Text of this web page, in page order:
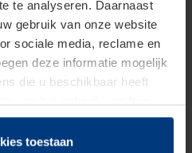
te analyseren. Daarnaast
gebruik van onze website
sociale media, reclame en
deze informatie mogelijk
die u beschikbaar heeft
om cookies op uw computer
toestaan